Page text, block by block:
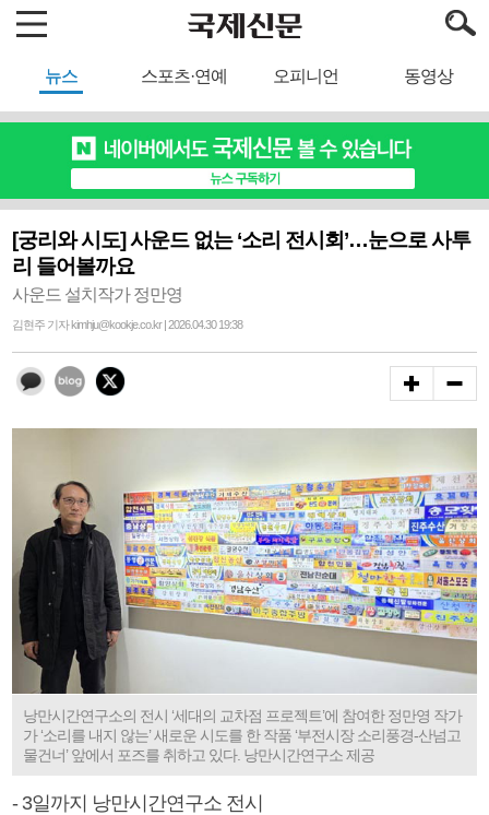
뉴스 스포츠·연예 오피니언 동영상
[궁리와 시도] 사운드 없는 ‘소리 전시회’…눈으로 사투
리 들어볼까요
사운드 설치작가 정만영
김현주 기자 kimhju@kookje.co.kr | 2026.04.30 19:38
낭만시간연구소의 전시 ‘세대의 교차점 프로젝트’에 참여한 정만영 작가
가 ‘소리를 내지 않는’ 새로운 시도를 한 작품 ‘부전시장 소리풍경-산넘고
물건너’ 앞에서 포즈를 취하고 있다. 낭만시간연구소 제공
- 3일까지 낭만시간연구소 전시